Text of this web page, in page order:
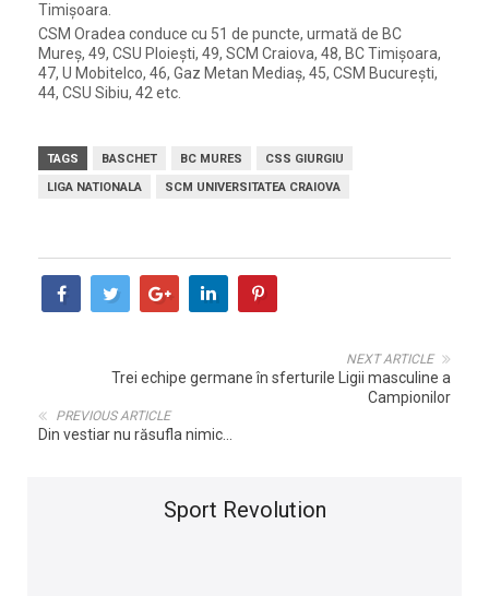
Timișoara.
CSM Oradea conduce cu 51 de puncte, urmată de BC
Mureș, 49, CSU Ploiești, 49, SCM Craiova, 48, BC Timișoara,
47, U Mobitelco, 46, Gaz Metan Mediaș, 45, CSM București,
44, CSU Sibiu, 42 etc.
TAGS BASCHET BC MURES
CSS GIURGIU
LIGA NATIONALA
SCM UNIVERSITATEA CRAIOVA
NEXT ARTICLE
Trei echipe germane în sferturile Ligii masculine a
Campionilor
PREVIOUS ARTICLE
Din vestiar nu răsufla nimic...
Sport Revolution